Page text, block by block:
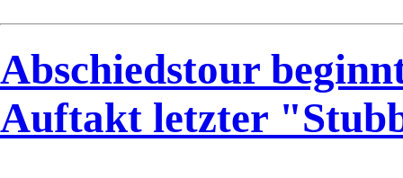
Abschiedstour
Auftakt letzter